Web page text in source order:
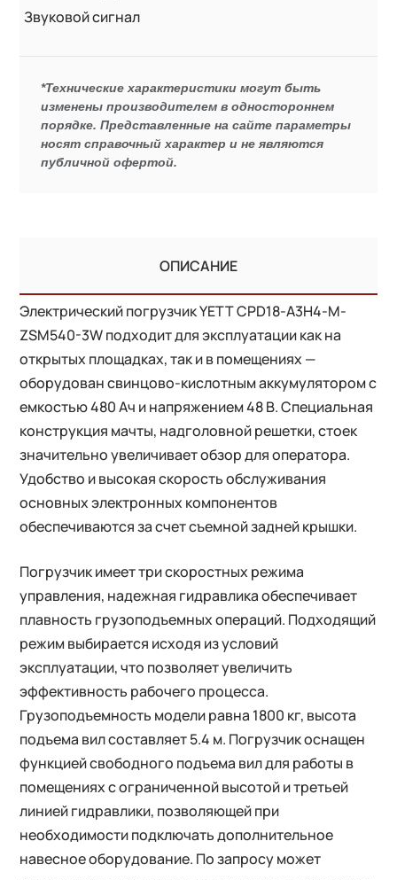
Звуковой сигнал
*Технические характеристики могут быть
изменены производителем в одностороннем
порядке. Представленные на сайте параметры
носят справочный характер и не являются
публичной офертой.
ОПИСАНИЕ
Электрический погрузчик YETT CPD18-A3H4-M-
ZSM540-3W подходит для эксплуатации как на
открытых площадках, так и в помещениях —
оборудован свинцово-кислотным аккумулятором с
емкостью 480 Ач и напряжением 48 B. Специальная
конструкция мачты, надголовной решетки, стоек
значительно увеличивает обзор для оператора.
Удобство и высокая скорость обслуживания
основных электронных компонентов
обеспечиваются за счет съемной задней крышки.
Погрузчик имеет три скоростных режима
управления, надежная гидравлика обеспечивает
плавность грузоподъемных операций. Подходящий
режим выбирается исходя из условий
эксплуатации, что позволяет увеличить
эффективность рабочего процесса.
Грузоподъемность модели равна 1800 кг, высота
подъема вил составляет 5.4 м. Погрузчик оснащен
функцией свободного подъема вил для работы в
помещениях с ограниченной высотой и третьей
линией гидравлики, позволяющей при
необходимости подключать дополнительное
навесное оборудование. По запросу может